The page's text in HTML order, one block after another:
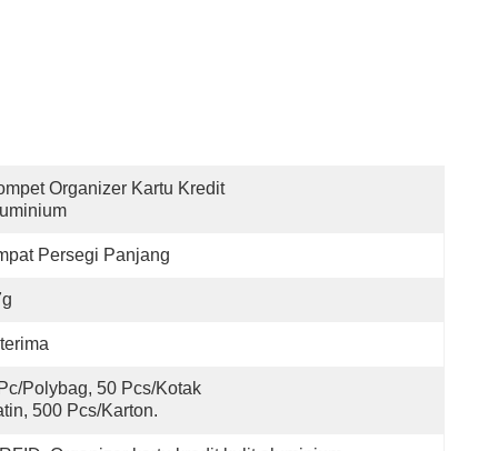
Organizer Kartu Kredit
Persegi Panjang
polybag, 50 Pcs/kotak
500 Pcs/karton.